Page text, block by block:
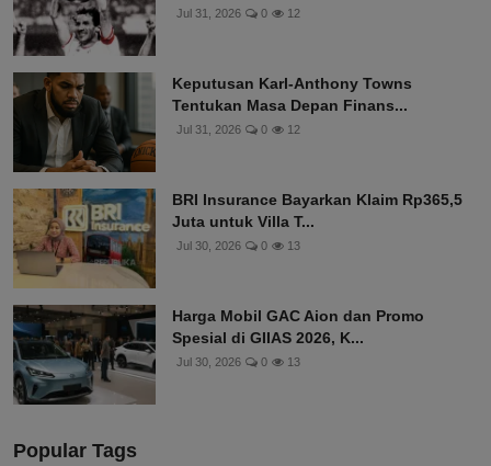
Jul 31, 2026 0 12
Keputusan Karl-Anthony Towns
Tentukan Masa Depan Finans...
Jul 31, 2026 0 12
BRI Insurance Bayarkan Klaim Rp365,5
Juta untuk Villa T...
Jul 30, 2026 0 13
Harga Mobil GAC Aion dan Promo
Spesial di GIIAS 2026, K...
Jul 30, 2026 0 13
Popular Tags